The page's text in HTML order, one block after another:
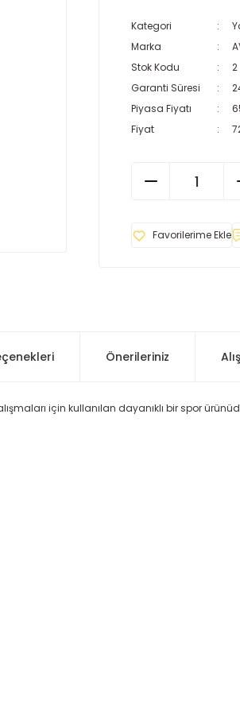
Kategori
Marka
Stok Kodu
2
Garanti Süresi
Piyasa Fiyatı
Fiyat
Önerileriniz
için kullanılan dayanıklı bir spor